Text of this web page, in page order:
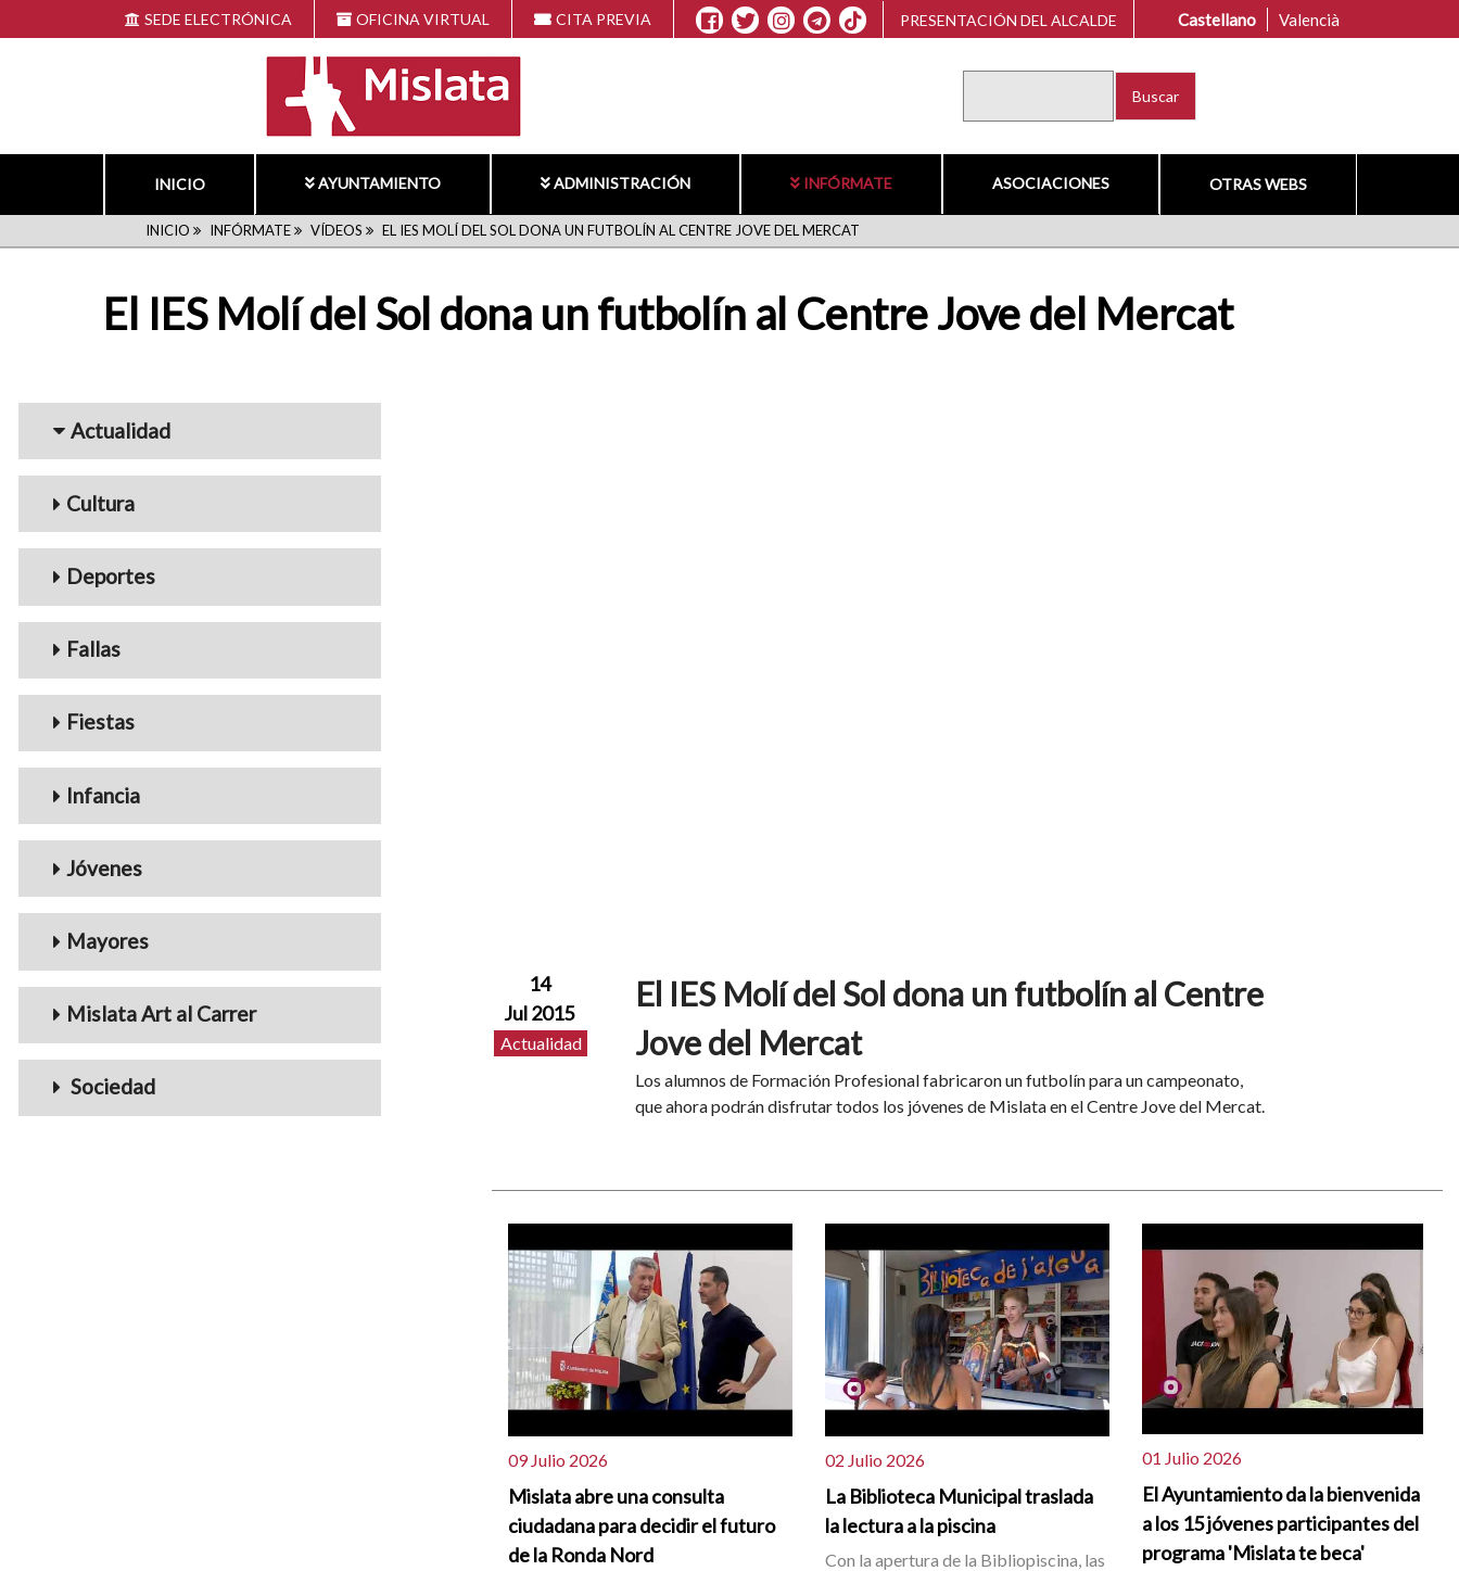
al
SEDE ELECTRÓNICA OFICINA VIRTUAL CITA PREVIA PRESENTACIÓN DEL ALCALDE Castellano Valencià
INICIO AYUNTAMIENTO ADMINISTRACIÓN INFÓRMATE ASOCIACIONES OTRAS WEBS
RUTA
DE
INICIO INFÓRMATE VÍDEOS EL IES MOLÍ DEL SOL DONA UN FUTBOLÍN AL CENTRE JOVE DEL MERCAT
El IES Molí del Sol dona un futbolín al Centre Jove del Mercat
Menu_Videos
Actualidad
Cultura
Deportes
Fallas
Fiestas
Infancia
Jóvenes
Mayores
Mislata Art al Carrer
Sociedad
14
Jul 2015
Actualidad
El IES Molí del Sol dona un futbolín al Centre
Jove del Mercat
Los alumnos de Formación Profesional fabricaron un futbolín para un campeonato,
que ahora podrán disfrutar todos los jóvenes de Mislata en el Centre Jove del Mercat.
09 Julio 2026
Mislata abre una consulta
ciudadana para decidir el futuro
de la Ronda Nord
02 Julio 2026
La Biblioteca Municipal traslada
la lectura a la piscina
Con la apertura de la Bibliopiscina, las
01 Julio 2026
El Ayuntamiento da la bienvenida
a los 15 jóvenes participantes del
programa 'Mislata te beca'